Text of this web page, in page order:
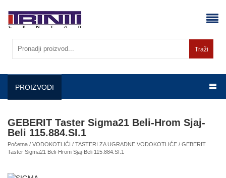
content
Traži
PROIZVODI
GEBERIT Taster Sigma21 Beli-Hrom Sjaj-
Beli 115.884.SI.1
Početna / VODOKOTLIĆI / TASTERI ZA UGRADNE VODOKOTLIĆE / GEBERIT
Taster Sigma21 Beli-Hrom Sjaj-Beli 115.884.SI.1